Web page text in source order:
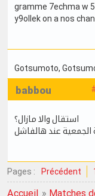
gramme 7echma w
y9ollek on a nos
Gotsumoto,
babbou
استقال والا مازال؟
الجمعية عند هالفاشل
Pages : Précédent
Accueil » Matches